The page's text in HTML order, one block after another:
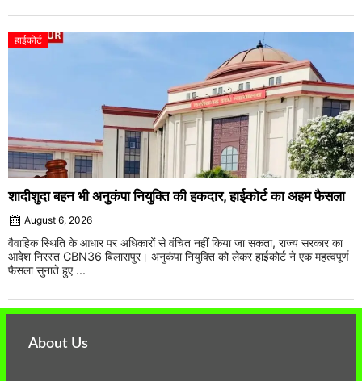
हाईकोर्ट
शादीशुदा बहन भी अनुकंपा नियुक्ति की हकदार, हाईकोर्ट का अहम फैसला
August 6, 2026
वैवाहिक स्थिति के आधार पर अधिकारों से वंचित नहीं किया जा सकता, राज्य सरकार का
आदेश निरस्त CBN36 बिलासपुर। अनुकंपा नियुक्ति को लेकर हाईकोर्ट ने एक महत्वपूर्ण
फैसला सुनाते हुए ...
About Us